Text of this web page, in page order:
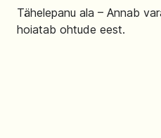
Tähelepanu ala – Annab
hoiatab ohtude eest.